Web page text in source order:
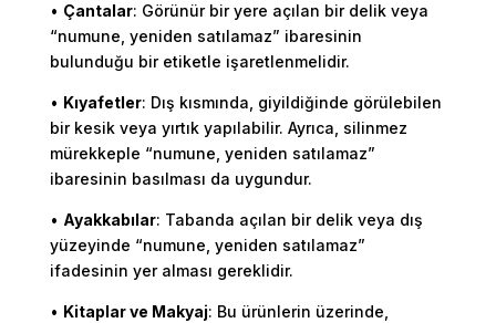
• Çantalar: Görünür bir yere açılan bir delik veya
“numune, yeniden satılamaz” ibaresinin
bulunduğu bir etiketle işaretlenmelidir.
• Kıyafetler: Dış kısmında, giyildiğinde görülebilen
bir kesik veya yırtık yapılabilir. Ayrıca, silinmez
mürekkeple “numune, yeniden satılamaz”
ibaresinin basılması da uygundur.
• Ayakkabılar: Tabanda açılan bir delik veya dış
yüzeyinde “numune, yeniden satılamaz”
ifadesinin yer alması gereklidir.
• Kitaplar ve Makyaj: Bu ürünlerin üzerinde,